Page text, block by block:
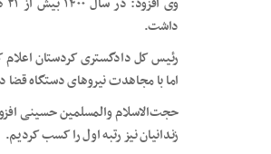
داشت.
اما با مجاهدت نیروهای دستگاه قضا در استان شاهد
حجت‌الاسلام والمسلمین حسینی
زندانیان نیز رتبه اول را کسب کردیم.